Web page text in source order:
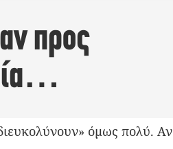
προς
όμως πολύ. Αν